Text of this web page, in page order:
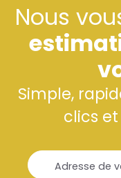
Nous
Simple,
clics
Adresse de